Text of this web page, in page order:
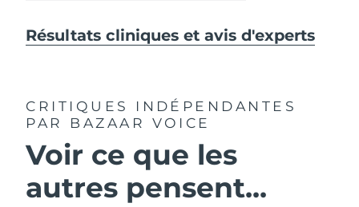
Résultats cliniques et avis d'experts
CRITIQUES INDÉPENDANTES
PAR BAZAAR VOICE
Voir ce que les
autres pensent...